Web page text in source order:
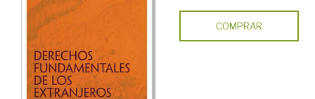
COMPRAR